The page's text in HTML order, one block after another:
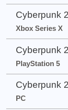
Cyberpunk
Xbox Series X
Cyberpunk
PlayStation 5
Cyberpunk
PC